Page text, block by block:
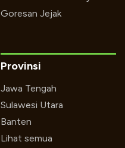
Goresan Jejak
Provinsi
Jawa Tengah
Sulawesi Utara
Banten
Lihat semua